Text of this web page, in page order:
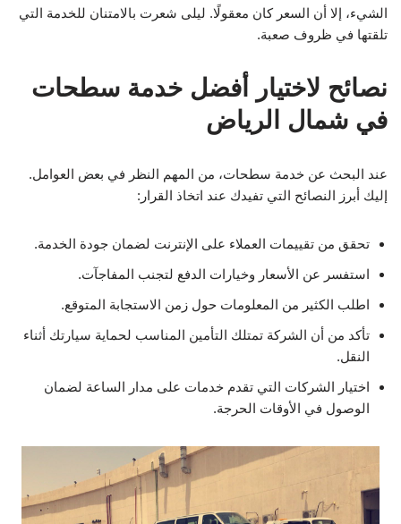
الشيء، إلا أن السعر كان معقولًا. ليلى شعرت بالامتنان للخدمة التي
تلقتها في ظروف صعبة.
نصائح لاختيار أفضل خدمة سطحات
في شمال الرياض
عند البحث عن خدمة سطحات، من المهم النظر في بعض العوامل.
إليك أبرز النصائح التي تفيدك عند اتخاذ القرار:
تحقق من تقييمات العملاء على الإنترنت لضمان جودة الخدمة.
استفسر عن الأسعار وخيارات الدفع لتجنب المفاجآت.
اطلب الكثير من المعلومات حول زمن الاستجابة المتوقع.
تأكد من أن الشركة تمتلك التأمين المناسب لحماية سيارتك أثناء
النقل.
اختيار الشركات التي تقدم خدمات على مدار الساعة لضمان
الوصول في الأوقات الحرجة.